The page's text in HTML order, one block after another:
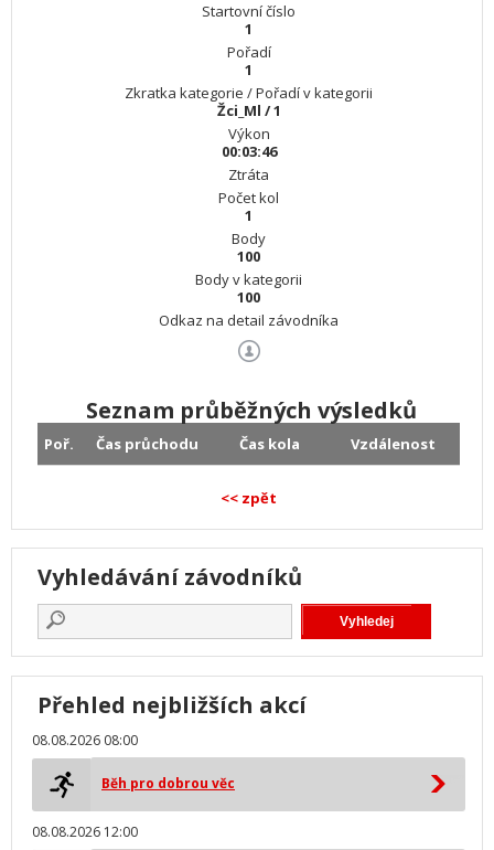
Startovní číslo
1
Pořadí
1
Zkratka kategorie / Pořadí v kategorii
Žci_Ml / 1
Výkon
00:03:46
Ztráta
Počet kol
1
Body
100
Body v kategorii
100
Odkaz na detail závodníka
Seznam průběžných výsledků
Poř. Čas průchodu Čas kola Vzdálenost
<< zpět
Vyhledávání závodníků
Přehled nejbližších akcí
08.08.2026 08:00
Běh pro dobrou věc
08.08.2026 12:00